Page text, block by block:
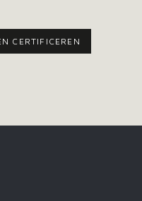
CERTIFICEREN